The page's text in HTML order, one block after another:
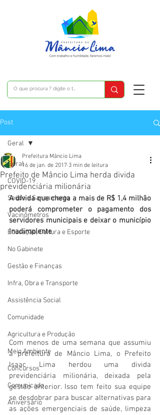
Post
Geral
COVID-19
Saúde e Saneamento
Vacinômetros
Educação, Cultura e Esporte
No Gabinete
Gestão e Finanças
Infra, Obra e Transporte
Assistência Social
Comunidade
Agricultura e Produção
Meio Ambiente
Concursos
Comunicado
Aniversário
Geral
Prefeito de Mâncio Lima herda divida
previdenciária milionária
Prefeitura Mâncio Lima
16 de jan. de 2017 3 min de leitura
A dívida que chega a mais de R$ 1,4 milhão
poderá comprometer o pagamento dos
servidores municipais e deixar o município
inadimplente
Com menos de uma semana que assumiu
a prefeitura de Mâncio Lima, o Prefeito
Isaac Lima herdou uma divida
previdenciária milionária, deixada pela
gestão anterior. Isso tem feito sua equipe
se desdobrar para buscar alternativas para
as ações emergenciais de saúde, limpeza